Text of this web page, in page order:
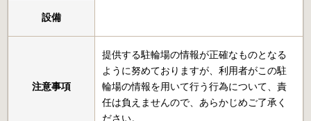
設備
注意事項
提供する駐輪場の情報が正確なものとなる
ように努めておりますが、利用者がこの駐
輪場の情報を用いて行う行為について、責
任は負えませんので、あらかじめご了承く
ださい。